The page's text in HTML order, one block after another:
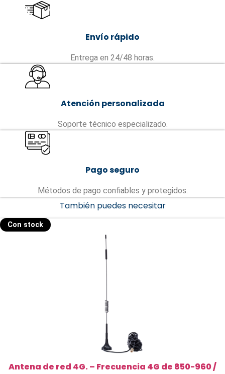
Envío rápido
Entrega en 24/48 horas.
Atención personalizada
Soporte técnico especializado.
Pago seguro
Métodos de pago confiables y protegidos.
También puedes necesitar
Con stock
Antena de red 4G. – Frecuencia 4G de 850-960 /